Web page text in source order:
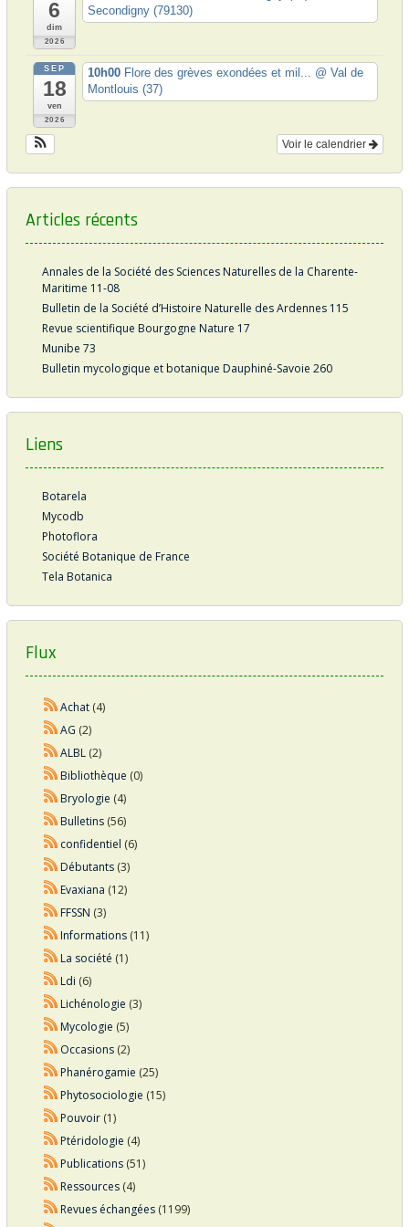
6
dim
2026
Secondigny (79130)
SEP
18
ven
2026
10h00 Flore des grèves exondées et mil... @ Val de
Montlouis (37)
Voir le calendrier
Articles récents
Annales de la Société des Sciences Naturelles de la Charente-
Maritime 11-08
Bulletin de la Société d’Histoire Naturelle des Ardennes 115
Revue scientifique Bourgogne Nature 17
Munibe 73
Bulletin mycologique et botanique Dauphiné-Savoie 260
Liens
Botarela
Mycodb
Photoflora
Société Botanique de France
Tela Botanica
Flux
Achat(4)
AG (2)
ALBL(2)
Bibliothèque (0)
Bryologie (4)
Bulletins(56)
confidentiel (6)
Débutants(3)
Evaxiana (12)
FFSSN (3)
Informations(11)
La société (1)
Ldi (6)
Lichénologie (3)
Mycologie (5)
Occasions(2)
Phanérogamie (25)
Phytosociologie (15)
Pouvoir(1)
Ptéridologie (4)
Publications(51)
Ressources(4)
Revues échangées(1199)